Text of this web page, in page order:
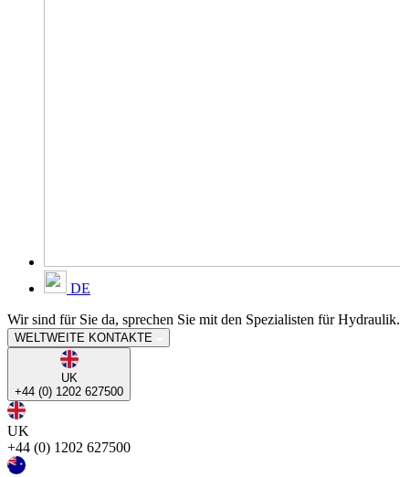
DE
Wir sind für Sie da, sprechen Sie mit den Spezialisten für Hydraulik.
WELTWEITE KONTAKTE
UK
+44 (0) 1202 627500
UK
+44 (0) 1202 627500